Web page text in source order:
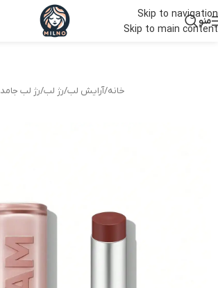
Skip to navigation
Skip to main content
منو
خانه/آرایش لب/رژ لب/رژ لب جامد